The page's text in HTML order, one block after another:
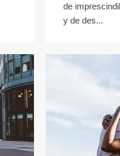
de
y de des...